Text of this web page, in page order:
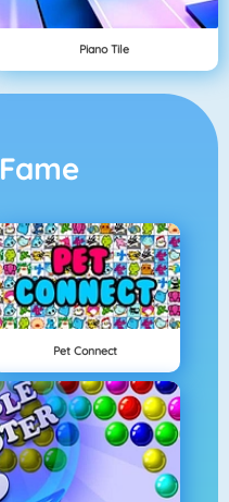
Piano Tile
Fame
Pet Connect